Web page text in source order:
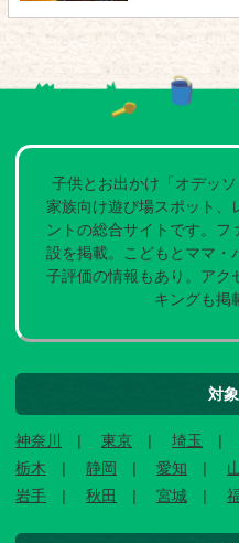
子供とお出かけ「オデッ
家族向け遊び場スポット、
ントの総合サイトです。
設を掲載。こどもとママ・
子評価の情報もあり。アク
キングも掲
対
神奈川 東京 埼玉
栃木
静岡 愛知
岩手
秋田 宮城